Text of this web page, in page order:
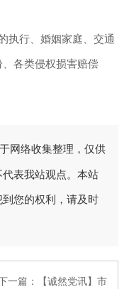
行、婚姻家庭、交通
各类侵权损害赔偿
网络收集整理，仅供
表我站观点。本站
您的权利，请及时
一篇：
【诚然党讯】市